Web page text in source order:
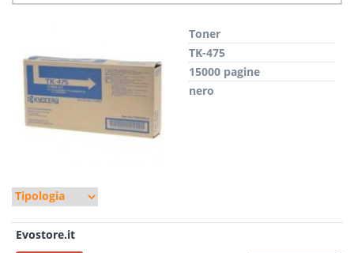
Toner
TK-475
15000 pagine
nero
Evostore.it